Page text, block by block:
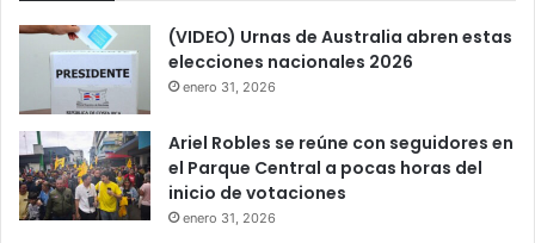
(VIDEO) Urnas de Australia abren estas
elecciones nacionales 2026
enero 31, 2026
Ariel Robles se reúne con seguidores en
el Parque Central a pocas horas del
inicio de votaciones
enero 31, 2026